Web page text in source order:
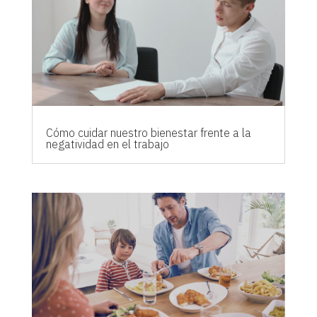
Cómo cuidar nuestro bienestar frente a la
negatividad en el trabajo